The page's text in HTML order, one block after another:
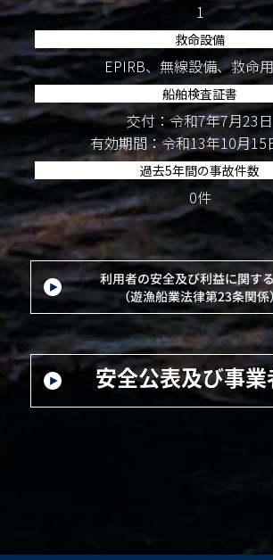
1
救命設備
EPIRB、無線設備、救命
船舶検査証書
交付：令和7年7月23日
有効期間：令和13年10月15
過去5年間の事故件数
0件